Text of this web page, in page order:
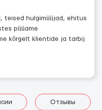
teised hulgimüüjad, ehitus
püüame
kõrgelt klientide ja tarbij
Отзывы